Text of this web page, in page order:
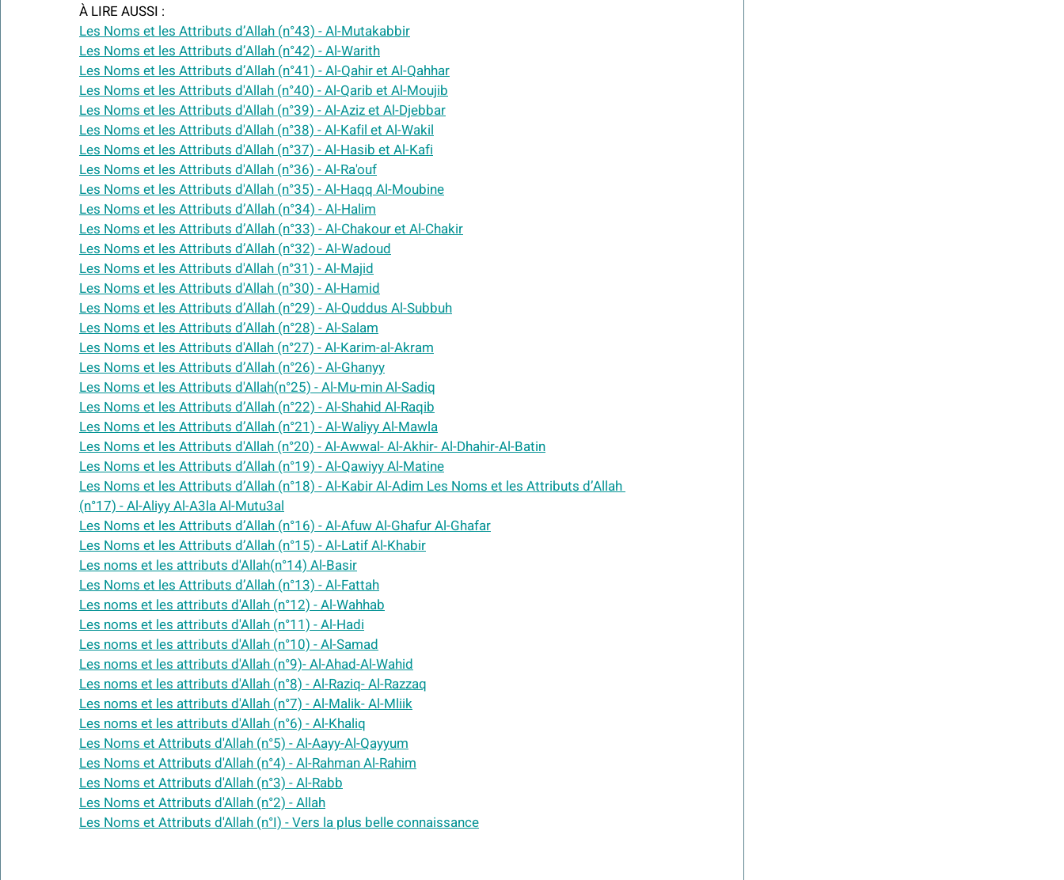
À LIRE AUSSI :
Les Noms et les Attributs d’Allah (n°43) - Al-Mutakabbir
Les Noms et les Attributs d’Allah (n°42) - Al-Warith
Les Noms et les Attributs d’Allah (n°41) - Al-Qahir et Al-Qahhar
Les Noms et les Attributs d'Allah (n°40) - Al-Qarib et Al-Moujib
Les Noms et les Attributs d'Allah (n°39) - Al-Aziz et Al-Djebbar
Les Noms et les Attributs d'Allah (n°38) - Al-Kafil et Al-Wakil
Les Noms et les Attributs d'Allah (n°37) - Al-Hasib et Al-Kafi
Les Noms et les Attributs d'Allah (n°36) - Al-Ra'ouf
Les Noms et les Attributs d'Allah (n°35) - Al-Haqq Al-Moubine
Les Noms et les Attributs d’Allah (n°34) - Al-Halim
Les Noms et les Attributs d’Allah (n°33) - Al-Chakour et Al-Chakir
Les Noms et les Attributs d’Allah (n°32) - Al-Wadoud
Les Noms et les Attributs d'Allah (n°31) - Al-Majid
Les Noms et les Attributs d'Allah (n°30) - Al-Hamid
Les Noms et les Attributs d’Allah (n°29) - Al-Quddus Al-Subbuh
Les Noms et les Attributs d’Allah (n°28) - Al-Salam
Les Noms et les Attributs d'Allah (n°27) - Al-Karim-al-Akram
Les Noms et les Attributs d’Allah (n°26) - Al-Ghanyy
Les Noms et les Attributs d'Allah(n°25) - Al-Mu-min Al-Sadiq
Les Noms et les Attributs d’Allah (n°22) - Al-Shahid Al-Raqib
Les Noms et les Attributs d’Allah (n°21) - Al-Waliyy Al-Mawla
Les Noms et les Attributs d'Allah (n°20) - Al-Awwal- Al-Akhir- Al-Dhahir-Al-Batin
Les Noms et les Attributs d’Allah (n°19) - Al-Qawiyy Al-Matine
Les Noms et les Attributs d’Allah (n°18) - Al-Kabir Al-Adim Les Noms et les Attributs d’Allah
(n°17) - Al-Aliyy Al-A3la Al-Mutu3al
Les Noms et les Attributs d’Allah (n°16) - Al-Afuw Al-Ghafur Al-Ghafar
Les Noms et les Attributs d’Allah (n°15) - Al-Latif Al-Khabir
Les noms et les attributs d'Allah(n°14) Al-Basir
Les Noms et les Attributs d’Allah (n°13) - Al-Fattah
Les noms et les attributs d'Allah (n°12) - Al-Wahhab
Les noms et les attributs d'Allah (n°11) - Al-Hadi
Les noms et les attributs d'Allah (n°10) - Al-Samad
Les noms et les attributs d'Allah (n°9)- Al-Ahad-Al-Wahid
Les noms et les attributs d'Allah (n°8) - Al-Raziq- Al-Razzaq
Les noms et les attributs d'Allah (n°7) - Al-Malik- Al-Mliik
Les noms et les attributs d'Allah (n°6) - Al-Khaliq
Les Noms et Attributs d'Allah (n°5) - Al-Aayy-Al-Qayyum
Les Noms et Attributs d'Allah (n°4) - Al-Rahman Al-Rahim
Les Noms et Attributs d'Allah (n°3) - Al-Rabb
Les Noms et Attributs d'Allah (n°2) - Allah
Les Noms et Attributs d'Allah (n°I) - Vers la plus belle connaissance